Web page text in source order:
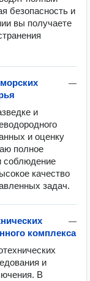
безопасность и
вы получаете
—
и
и оценку
полное
соблюдение
качество
задач.
—
комплекса
и
В